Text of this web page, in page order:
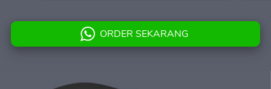
` ORDER SEKARANG